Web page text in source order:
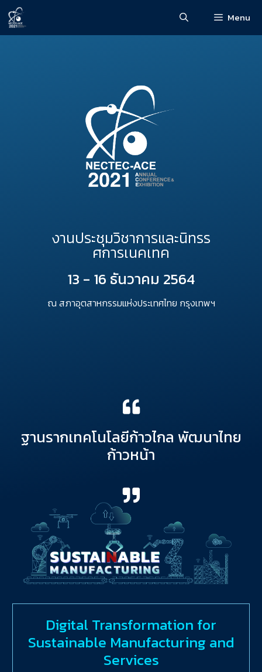
Menu
งานประชุมวิชาการและนิทรร
ศการเนคเทค
13 - 16 ธันวาคม 2564
ณ สภาอุตสาหกรรมแห่งประเทศไทย กรุงเทพฯ
ฐานรากเทคโนโลยีก้าวไกล พัฒนาไทย
ก้าวหน้า
Digital Transformation for
Sustainable Manufacturing and
Services